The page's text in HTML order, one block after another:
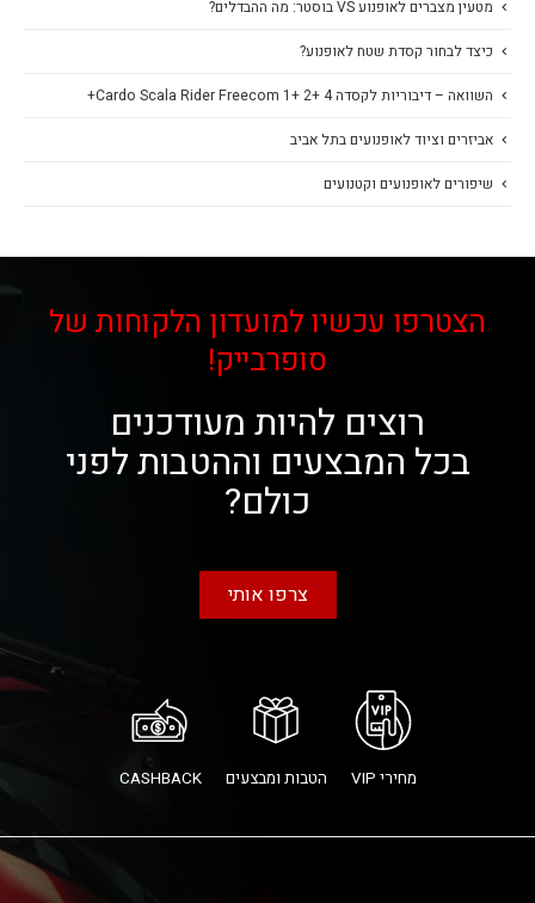
מטעין מצברים לאופנוע VS בוסטר: מה ההבדלים?
כיצד לבחור קסדת שטח לאופנוע?
השוואה – דיבוריות לקסדה Cardo Scala Rider Freecom 1+ 2+ 4+
אביזרים וציוד לאופנועים בתל אביב
שיפורים לאופנועים וקטנועים
הצטרפו עכשיו למועדון הלקוחות של
סופרבייק!
רוצים להיות מעודכנים
בכל המבצעים וההטבות לפני
כולם?
צרפו אותי
מחירי VIP הטבות ומבצעים CASHBACK